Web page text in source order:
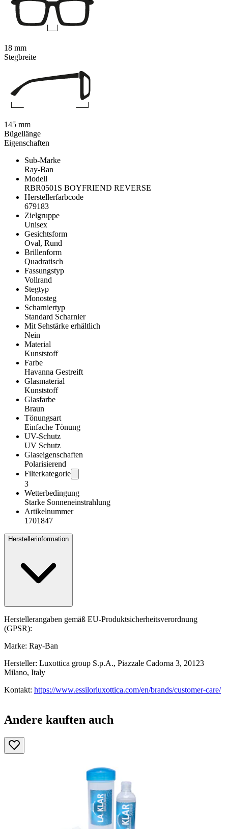
Eigenschaften
Sub-Marke
Ray-Ban
Modell
RBR0501S BOYFRIEND REVERSE
Herstellerfarbcode
679183
Zielgruppe
Unisex
Gesichtsform
Oval, Rund
Brillenform
Quadratisch
Fassungstyp
Vollrand
Stegtyp
Monosteg
Scharniertyp
Standard Scharnier
Mit Sehstärke erhältlich
Nein
Material
Kunststoff
Farbe
Havanna Gestreift
Glasmaterial
Kunststoff
Glasfarbe
Braun
Tönungsart
Einfache Tönung
UV-Schutz
UV Schutz
Glaseigenschaften
Polarisierend
Filterkategorie
3
Wetterbedingung
Starke Sonneneinstrahlung
Artikelnummer
1701847
Herstellerinformation
Herstellerangaben gemäß EU-Produktsicherheitsverordnung
(GPSR):
Marke: Ray-Ban
Hersteller: Luxottica group S.p.A., Piazzale Cadorna 3, 20123
Milano, Italy
Kontakt: https://www.essilorluxottica.com/en/brands/customer-care/
18 mm
Stegbreite
145 mm
Bügellänge
Andere kauften auch